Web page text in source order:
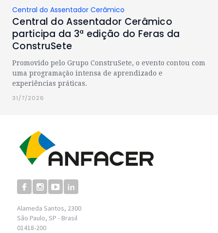
Central do Assentador Cerâmico
Central do Assentador Cerâmico
participa da 3ª edição do Feras da
ConstruSete
Promovido pelo Grupo ConstruSete, o evento contou com
uma programação intensa de aprendizado e
experiências práticas.
31/7/2026
Alameda Santos, 2300
São Paulo, SP - Brasil
01418-200